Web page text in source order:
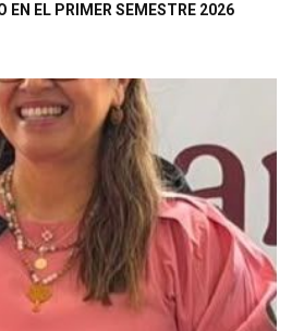
EN EL PRIMER SEMESTRE 2026